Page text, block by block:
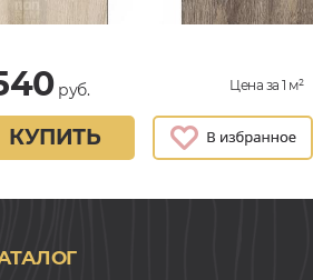
руб.
КУПИТЬ
Цена за 1 м²